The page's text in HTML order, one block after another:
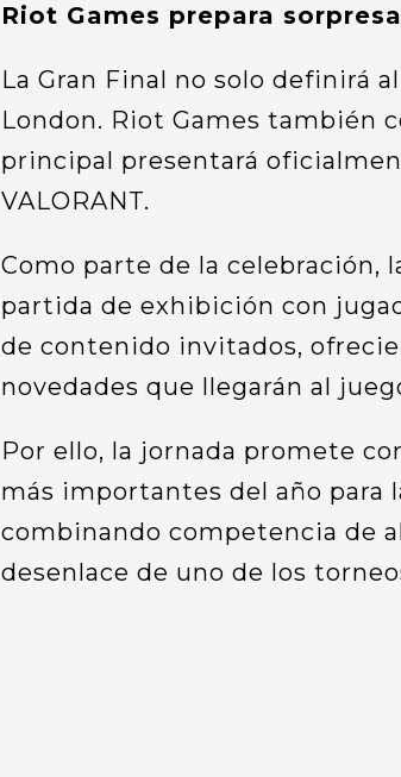
Riot Games prepara
La Gran Final no solo definirá
London. Riot Games también
principal presentará
VALORANT.
Como parte de la celebración,
partida de exhibición con
de contenido invitados,
novedades que llegarán al
Por ello, la jornada promete
más importantes del año para
combinando competencia de
desenlace de uno de los